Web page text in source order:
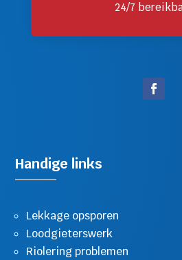
24/7
Handige links
Lekkage opsporen
Loodgieterswerk
Riolering problemen